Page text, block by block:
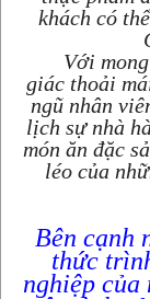
khách có
Với mong
giác thoải
ngũ nhân
lịch sự nhà
món ăn đặc
léo của
Bên cạnh
thức
nghiệp của